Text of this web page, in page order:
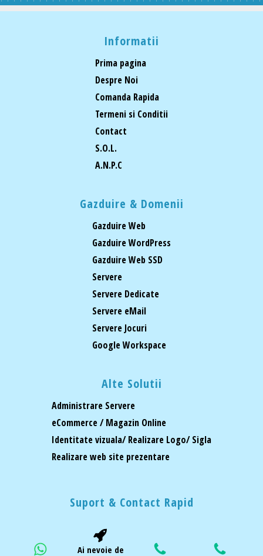
Informatii
Prima pagina
Despre Noi
Comanda Rapida
Termeni si Conditii
Contact
S.O.L.
A.N.P.C
Gazduire & Domenii
Gazduire Web
Gazduire WordPress
Gazduire Web SSD
Servere
Servere Dedicate
Servere eMail
Servere Jocuri
Google Workspace
Alte Solutii
Administrare Servere
eCommerce / Magazin Online
Identitate vizuala/ Realizare Logo/ Sigla
Realizare web site prezentare
Suport & Contact Rapid
Ai nevoie de